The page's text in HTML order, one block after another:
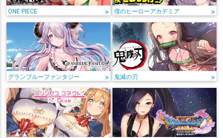
ONE PIECE > 僕のヒーローアカデミア >
グランブルーファンタジー > 鬼滅の刃 >